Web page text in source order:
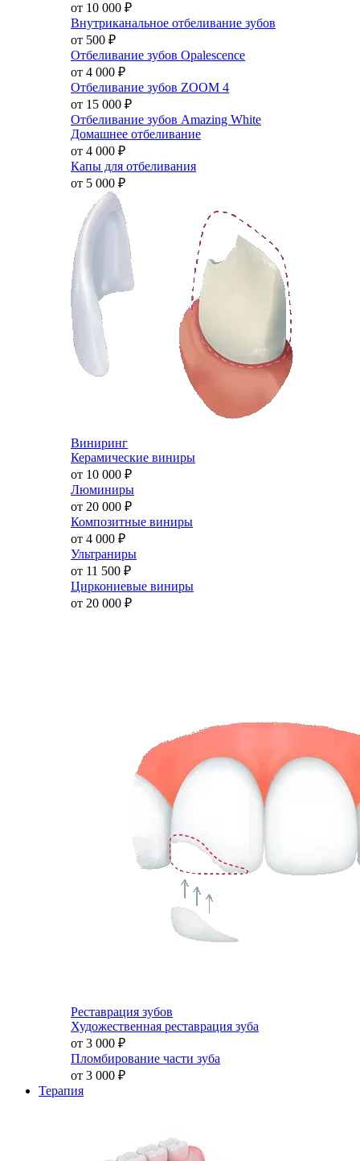
от 10 000 ₽
Внутриканальное отбеливание зубов
от 500 ₽
Отбеливание зубов Opalescence
от 4 000 ₽
Отбеливание зубов ZOOM 4
от 15 000 ₽
Отбеливание зубов Amazing White
Домашнее отбеливание
от 4 000 ₽
Капы для отбеливания
от 5 000 ₽
Виниринг
Керамические виниры
от 10 000 ₽
Люминиры
от 20 000 ₽
Композитные виниры
от 4 000 ₽
Ультраниры
от 11 500 ₽
Циркониевые виниры
от 20 000 ₽
Реставрация зубов
Художественная реставрация зуба
от 3 000 ₽
Пломбирование части зуба
от 3 000 ₽
Терапия